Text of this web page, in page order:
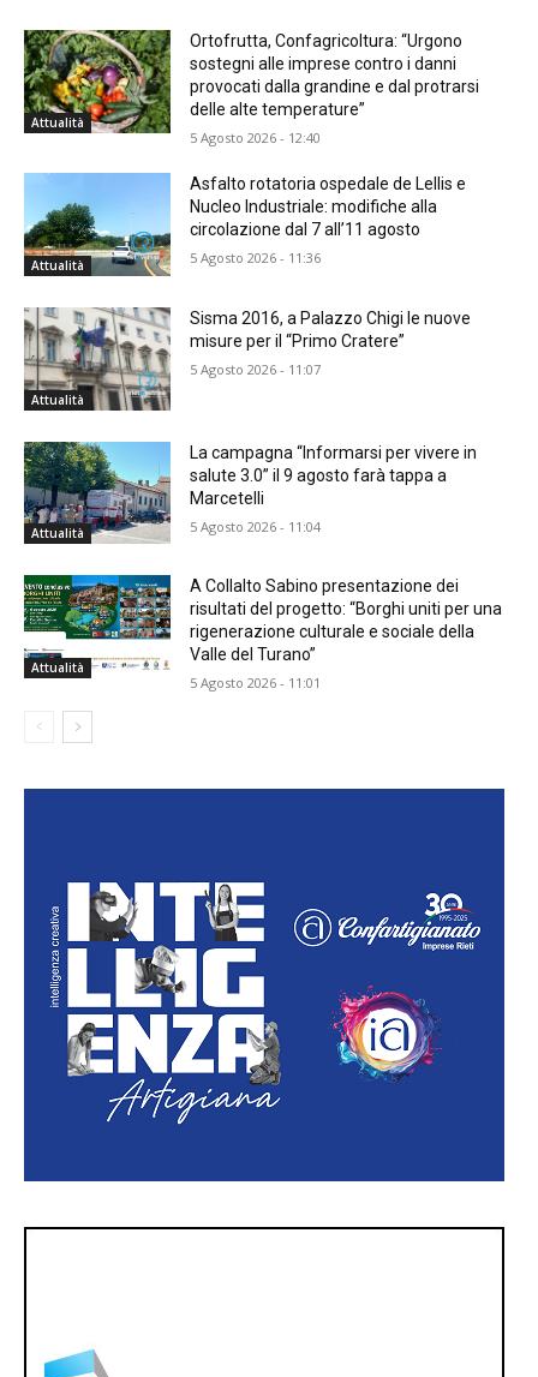
Attualità
Ortofrutta, Confagricoltura: “Urgono
sostegni alle imprese contro i danni
provocati dalla grandine e dal protrarsi
delle alte temperature”
5 Agosto 2026 - 12:40
Attualità
Asfalto rotatoria ospedale de Lellis e
Nucleo Industriale: modifiche alla
circolazione dal 7 all’11 agosto
5 Agosto 2026 - 11:36
Attualità
Sisma 2016, a Palazzo Chigi le nuove
misure per il “Primo Cratere”
5 Agosto 2026 - 11:07
Attualità
La campagna “Informarsi per vivere in
salute 3.0” il 9 agosto farà tappa a
Marcetelli
5 Agosto 2026 - 11:04
Attualità
A Collalto Sabino presentazione dei
risultati del progetto: “Borghi uniti per una
rigenerazione culturale e sociale della
Valle del Turano”
5 Agosto 2026 - 11:01